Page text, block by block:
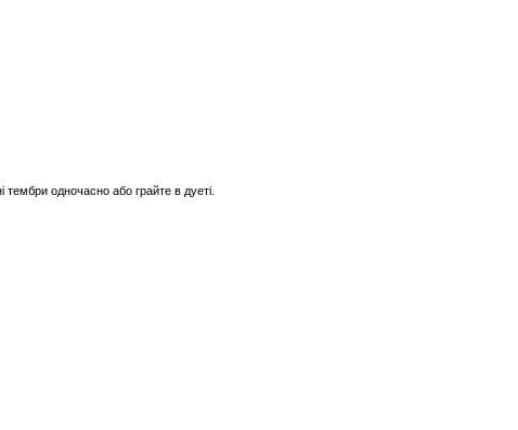
тембри одночасно або грайте в дуеті.